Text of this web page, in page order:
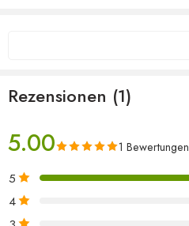
Rezensionen (1)
5.00 1 Bewertungen
5
4